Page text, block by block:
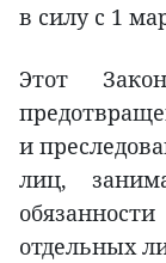
в силу с 1
Этот
и
лиц,
отдельных